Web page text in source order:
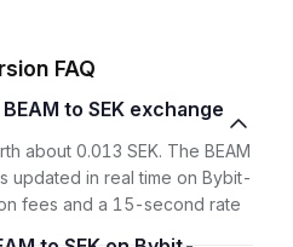
FAQ
about 0.013 SEK. The BEAM
updated in real time on Bybit-
fees and a 15-second rate